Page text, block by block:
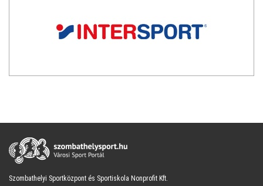
Szombathelyi Sportközpont és Sportiskola Nonprofit Kft.